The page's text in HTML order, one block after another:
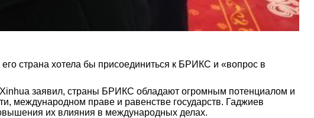
страна хотела бы присоединиться к БРИКС и «вопрос в
заявил, страны БРИКС обладают огромным потенциалом и
международном праве и равенстве государств. Гаджиев
их влияния в международных делах.